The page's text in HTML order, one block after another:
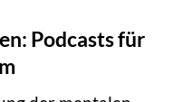
Podcasts für